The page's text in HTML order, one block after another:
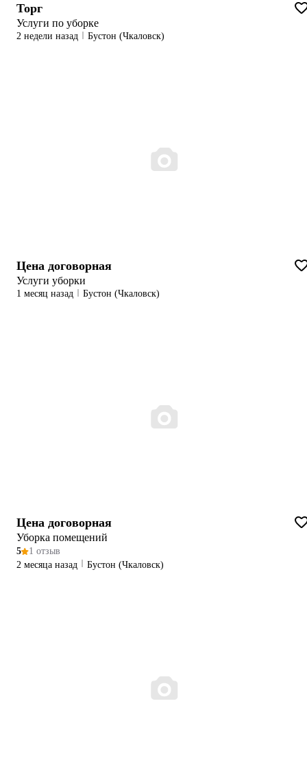
Торг
Услуги по уборке
2 недели назад Бустон (Чкаловск)
Цена договорная
Услуги уборки
1 месяц назад Бустон (Чкаловск)
Цена договорная
Уборка помещений
5
1 отзыв
2 месяца назад
Бустон (Чкаловск)